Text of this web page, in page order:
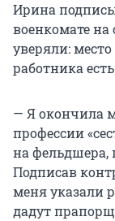
Ирина
военкомате на
уверяли:
работника
— Я окончила
профессии
на фельдшера,
Подписав
меня указали
дадут